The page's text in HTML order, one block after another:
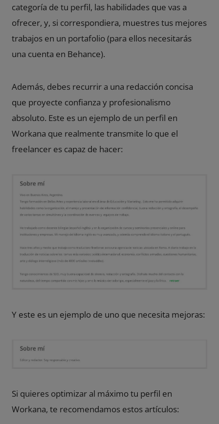
categoría de tu perfil, las habilidades que vas a
ofrecer, y, si correspondiera, muestres tus mejores
trabajos en un portafolio (para ellos necesitarás
una cuenta en Behance).
Además, debes recurrir a una redacción concisa
que proyecte confianza y profesionalismo
absoluto. Este es un ejemplo de un perfil en
Workana que realmente transmite lo que el
freelancer es capaz de hacer:
Y este es un ejemplo de uno que necesita mejoras:
Si quieres optimizar al máximo tu perfil en
Workana, te recomendamos estos artículos: